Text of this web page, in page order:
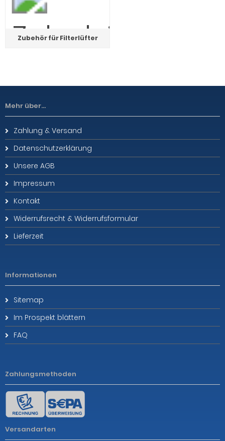
Zubehör für Filterlüfter
Mehr über...
Zahlung & Versand
Datenschutzerklärung
Unsere AGB
Impressum
Kontakt
Widerrufsrecht & Widerrufsformular
Lieferzeit
Informationen
Sitemap
Im Prospekt blättern
FAQ
Zahlungsmethoden
Versandarten